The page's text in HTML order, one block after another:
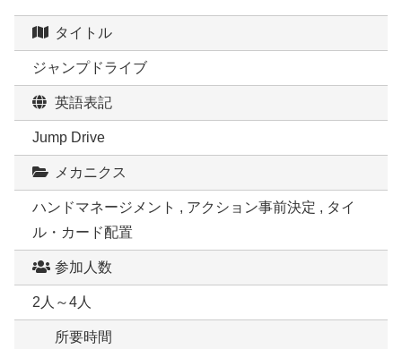
タイトル
ジャンプドライブ
英語表記
Jump Drive
メカニクス
ハンドマネージメント , アクション事前決定 , タイ
ル・カード配置
参加人数
2人～4人
所要時間